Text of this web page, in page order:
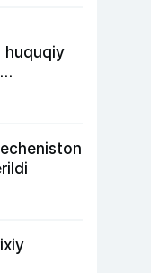
huquqiy